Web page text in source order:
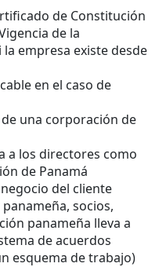
de Constitución
de la
empresa existe desde
en el caso de
una corporación de
a los directores como
de Panamá
del cliente
socios,
panameña lleva a
de acuerdos
esquema de trabajo)